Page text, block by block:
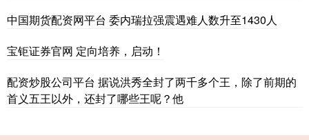
中国期货配资网平台 委内瑞拉强震遇难人数升至1430人
宝钜证券官网 定向培养，启动！
配资炒股公司平台 据说洪秀全封了两千多个王，除了前期的
首义五王以外，还封了哪些王呢？他